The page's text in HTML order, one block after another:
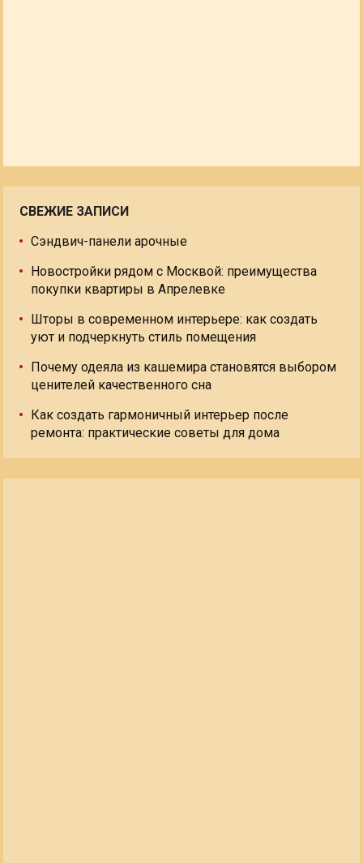
СВЕЖИЕ ЗАПИСИ
Сэндвич-панели арочные
Новостройки рядом с Москвой: преимущества
покупки квартиры в Апрелевке
Шторы в современном интерьере: как создать
уют и подчеркнуть стиль помещения
Почему одеяла из кашемира становятся выбором
ценителей качественного сна
Как создать гармоничный интерьер после
ремонта: практические советы для дома